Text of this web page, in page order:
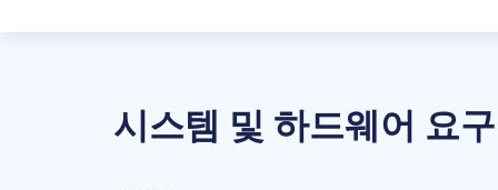
시스템 및 하드웨어 요